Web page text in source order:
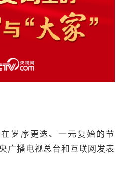
岁序更迭、一元复始的节
广播电视总台和互联网发表